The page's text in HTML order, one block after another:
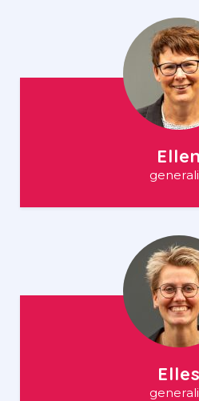
Ellen
Elles